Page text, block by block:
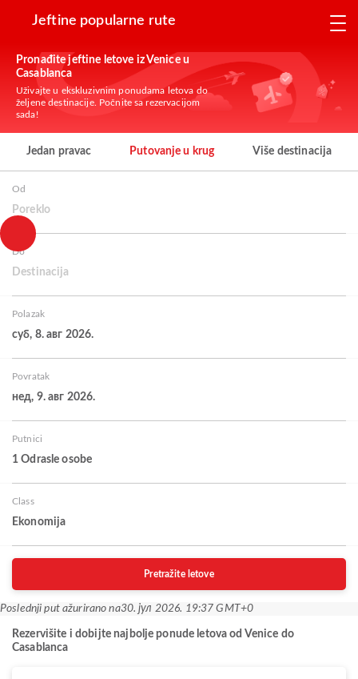
Jeftine popularne rute
Pronađite jeftine letove iz Venice u
Casablanca
Uživajte u ekskluzivnim ponudama letova do
željene destinacije. Počnite sa rezervacijom
sada!
Jedan pravac Putovanje u krug Više destinacija
Od
Poreklo
Do
Destinacija
Polazak
суб, 8. авг 2026.
Povratak
нед, 9. авг 2026.
Putnici
1 Odrasle osobe
Class
Ekonomija
Pretražite letove
Poslednji put ažurirano na30. јул 2026. 19:37 GMT+0
Rezervišite i dobijte najbolje ponude letova od Venice do
Casablanca